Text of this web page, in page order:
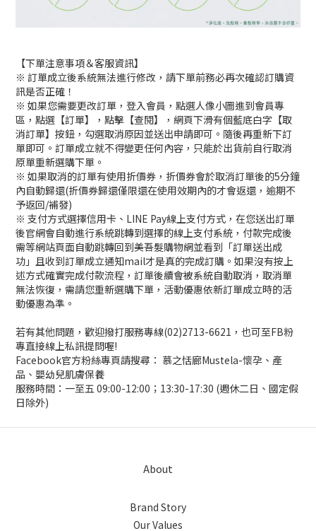
【下單注意事項＆客服資訊】
※ 訂單成立後系統無法進行修改，請下單前務必再次確認訂購資
訊是否正確！
※ 如果您需要更改訂單，登入會員，點選人像小圖進到會員專
區，點選【訂單】，點擊【查閱】，網頁下滑有個藍底白字【取
消訂單】按鈕，勾選取消原因並送出申請即可。隨後再重新下訂
單即可。訂單成立就不得變更任何內容，只能於出貨前自行取消
原單重新選購下單。
※ 如果取消的訂單有使用折價券，折價券會於取消訂單後的5分鐘
內自動歸還(折價券歸還僅限還在使用效期內的才會返還，逾期不
予返回/補發)
※ 支付方式選擇信用卡、LINE Pay線上支付方式，在您送出訂單
後官網會自動進行系統跳轉到選擇的線上支付系統，付款完成後
需等網站頁面自動跳轉回到美吾髮購物網並看到「訂單送出成
功」且收到訂單成立通知mail才是真的完成訂購。如果沒有按上
述方式確實完成付款流程，訂單後續會被系統自動取消，取消單
無法恢復，需請您重新選購下單，活動優惠依新訂單成立時的活
動優惠為準。
若有其他問題，歡迎撥打服務專線(02)2713-6621，也可至FB粉
專直接線上私訊提問喔!
Facebook官方粉絲專頁請搜尋： 慕之恬廊Mustela-懷孕、產
品、嬰幼兒肌膚保養
服務時間：一至五 09:00-12:00；13:30-17:30 (週休二日、國定假
日除外)
About
Brand Story
Our Values